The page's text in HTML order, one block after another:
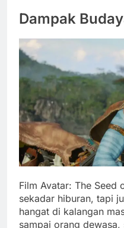
Dampak
Film Avatar: The Seed
sekadar hiburan, tapi
hangat di kalangan
sampai orang dewasa,